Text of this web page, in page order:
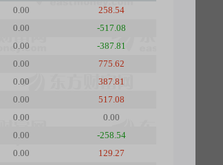
0.00
258.54
0.00
-517.08
0.00
-387.81
0.00
775.62
0.00
387.81
0.00
517.08
0.00
0.00
0.00
-258.54
0.00
129.27